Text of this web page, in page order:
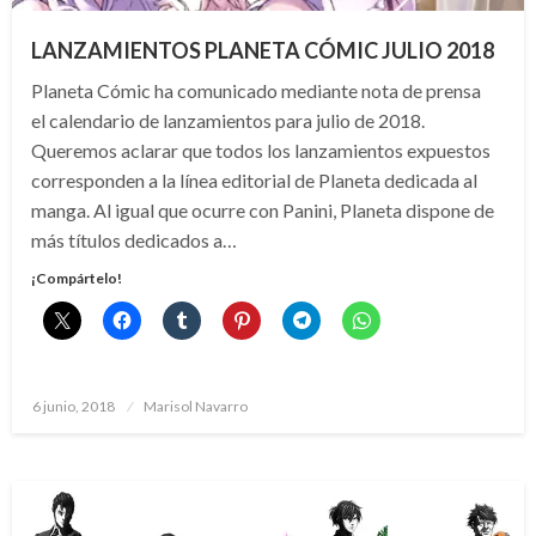
LANZAMIENTOS PLANETA CÓMIC JULIO 2018
Planeta Cómic ha comunicado mediante nota de prensa
el calendario de lanzamientos para julio de 2018.
Queremos aclarar que todos los lanzamientos expuestos
corresponden a la línea editorial de Planeta dedicada al
manga. Al igual que ocurre con Panini, Planeta dispone de
más títulos dedicados a…
¡Compártelo!
Publicado
6 junio, 2018 Marisol Navarro